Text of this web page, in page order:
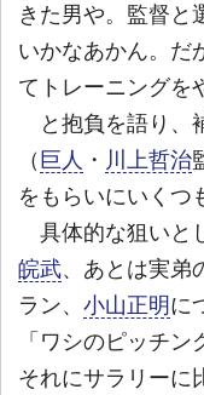
きた男や。監督と
いかなあかん。だ
てトレーニングを
と抱負を語り、
（ 巨人 ・ 川上哲治
をもらいにいくつ
具体的な狙いと
皖武、あとは実弟
ラン、 小山正明 に
「ワシのピッチン
それにサラリーに